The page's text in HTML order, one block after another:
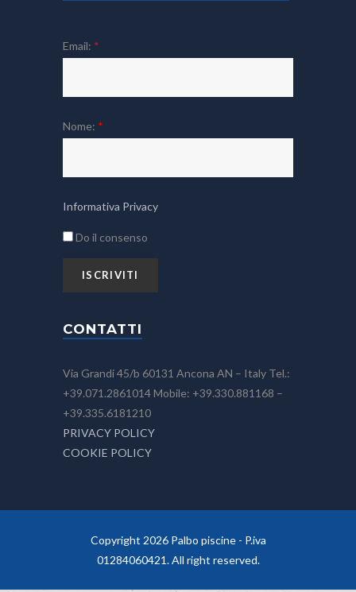
Email: *
Nome: *
Informativa Privacy
Do il consenso
CONTATTI
Via Grandi 45/b 60131 Ancona AN – Italy Tel.:
+39.071.2861014 Mobile: +39.330.881168 –
+39.335.6181210
PRIVACY POLICY
COOKIE POLICY
Copyright 2026 Palbo piscine - P.iva
01284060421. All right reserved.